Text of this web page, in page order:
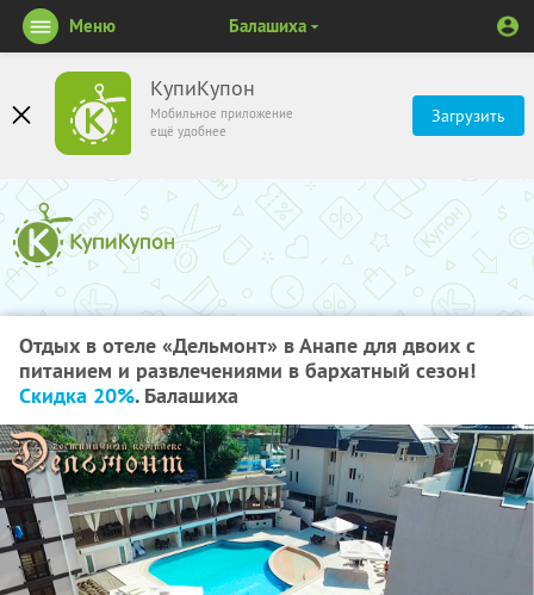
КупиКупон
Мобильное приложение
ещё удобнее
Загрузить
Меню Балашиха
Отдых в отеле «Дельмонт» в Анапе для двоих с
питанием и развлечениями в бархатный сезон!
Скидка 20%. Балашиха